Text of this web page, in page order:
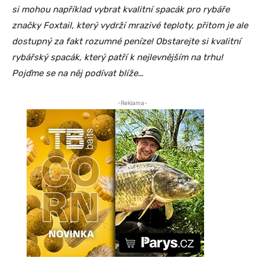
si mohou například vybrat kvalitní spacák pro rybáře
značky Foxtail, který vydrží mrazivé teploty, přitom je ale
dostupný za fakt rozumné peníze! Obstarejte si kvalitní
rybářský spacák, který patří k nejlevnějším na trhu!
Pojďme se na něj podívat blíže…
-Reklama-